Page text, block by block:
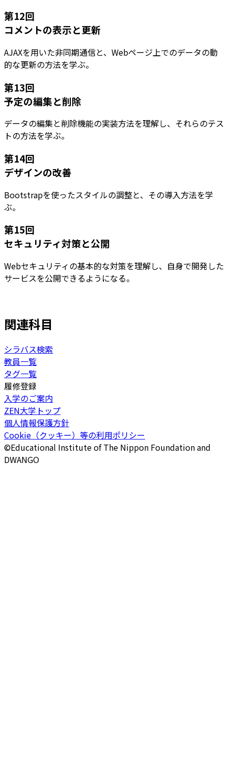
第12回
コメントの表示と更新
AJAXを用いた非同期通信と、Webページ上でのデータの動
的な更新の方法を学ぶ。
第13回
予定の編集と削除
データの編集と削除機能の実装方法を理解し、それらのテス
トの方法を学ぶ。
第14回
デザインの改善
Bootstrapを使ったスタイルの調整と、その導入方法を学
ぶ。
第15回
セキュリティ対策と公開
Webセキュリティの基本的な対策を理解し、自身で開発した
サービスを公開できるようになる。
関連科目
シラバス検索
教員一覧
タグ一覧
履修登録
入学のご案内
ZEN大学トップ
個人情報保護方針
Cookie（クッキー）等の利用ポリシー
©Educational Institute of The Nippon Foundation and
DWANGO